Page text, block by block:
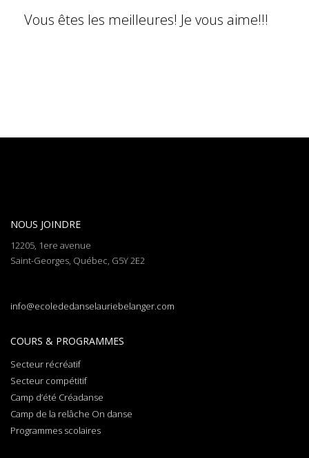
Vous êtes les meilleures! Je vous aime!!!
NOUS JOINDRE
12205, 1ere avenue
Saint-Georges, Québec, G5Y 2E2
info@ecolededanselauriebelanger.com
COURS & PROGRAMMES
Secteur récréatif
Secteur compétitif
Camp d’été Créadanse
Camp de la relâche On danse
Programmes scolaires